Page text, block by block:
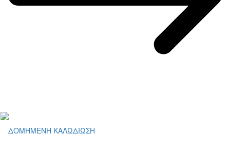
ΔΟΜΗΜΕΝΗ ΚΑΛΩΔΙΩΣΗ